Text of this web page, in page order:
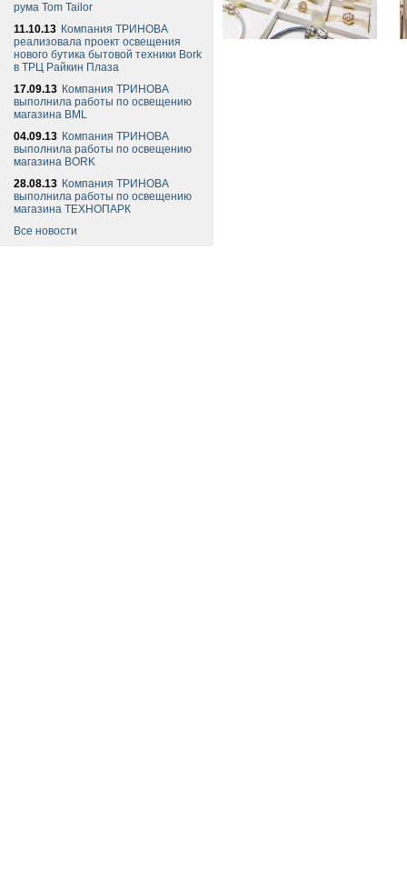
рума Tom Tailor
11.10.13 Компания ТРИНОВА
реализовала проект освещения
нового бутика бытовой техники Bork
в ТРЦ Райкин Плаза
17.09.13 Компания ТРИНОВА
выполнила работы по освещению
магазина BML
04.09.13 Компания ТРИНОВА
выполнила работы по освещению
магазина BORK
28.08.13 Компания ТРИНОВА
выполнила работы по освещению
магазина ТЕХНОПАРК
Все новости